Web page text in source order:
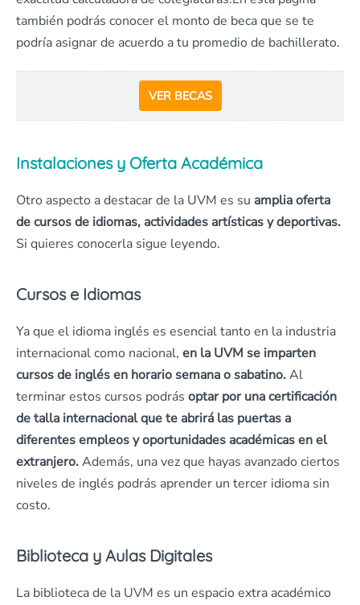
también podrás conocer el monto de beca que se te
podría asignar de acuerdo a tu promedio de bachillerato.
VER BECAS
Instalaciones y Oferta Académica
Otro aspecto a destacar de la UVM es su amplia oferta
de cursos de idiomas, actividades artísticas y deportivas.
Si quieres conocerla sigue leyendo.
Cursos e Idiomas
Ya que el idioma inglés es esencial tanto en la industria
internacional como nacional, en la UVM se imparten
cursos de inglés en horario semana o sabatino.Al
terminar estos cursos podrás optar por una certificación
de talla internacional que te abrirá las puertas a
diferentes empleos y oportunidades académicas en el
extranjero.Además, una vez que hayas avanzado ciertos
niveles de inglés podrás aprender un tercer idioma sin
costo.
Biblioteca y Aulas Digitales
La biblioteca de la UVM es un espacio extra académico